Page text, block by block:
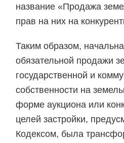
название «Продажа
прав на них на
Таким образом,
обязательной продажи
государственной и
собственности на
форме аукциона или
целей застройки,
Кодексом, была